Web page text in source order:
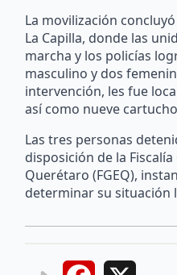
La movilización
La Capilla, donde las
marcha y los policías
masculino y dos
intervención, les fue
así como nueve
Las tres personas
disposición de la
Querétaro (FGEQ),
determinar su situación